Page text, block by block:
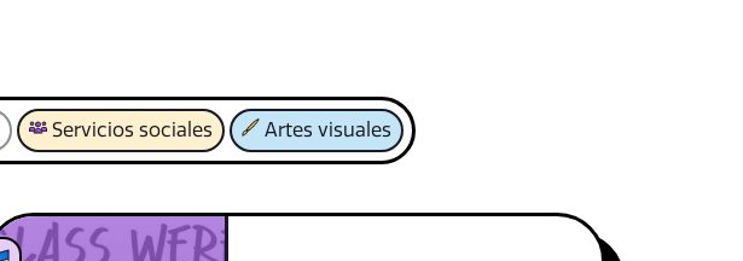
Servicios sociales Artes visuales